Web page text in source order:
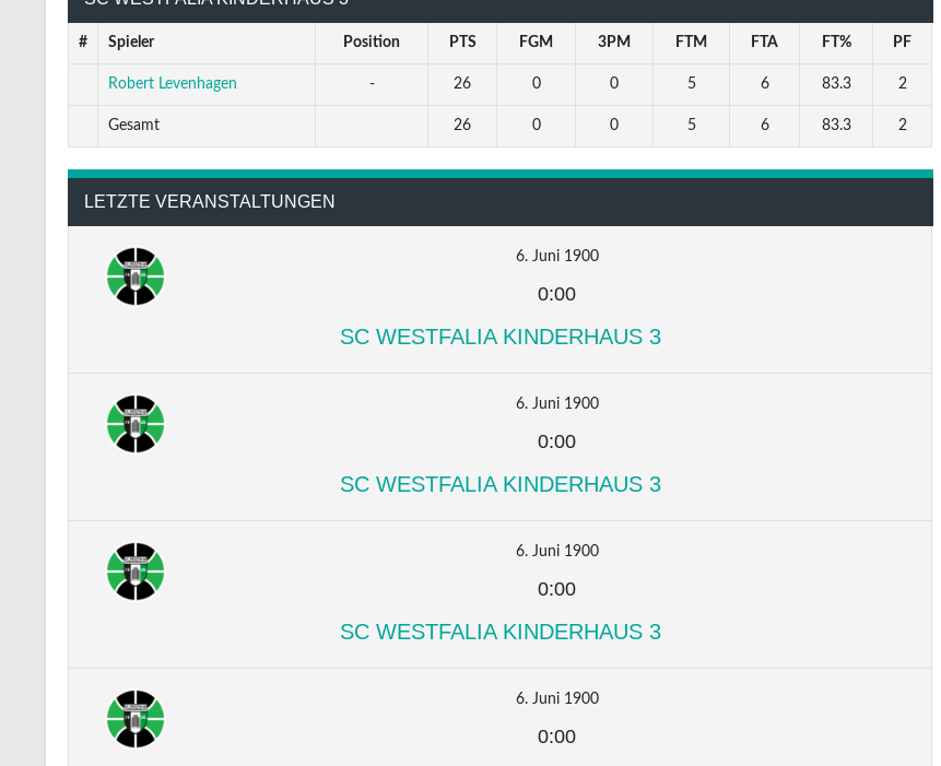
# Spieler Position PTS FGM 3PM FTM FTA FT% PF
Robert Levenhagen - 26 0 0 5 6 83.3 2
Gesamt 26 0 0 5 6 83.3 2
LETZTE VERANSTALTUNGEN
6. Juni 1900
0:00
SC WESTFALIA KINDERHAUS 3
6. Juni 1900
0:00
SC WESTFALIA KINDERHAUS 3
6. Juni 1900
0:00
SC WESTFALIA KINDERHAUS 3
6. Juni 1900
0:00